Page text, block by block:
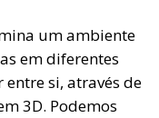
um ambiente
em diferentes
si, através de
3D. Podemos